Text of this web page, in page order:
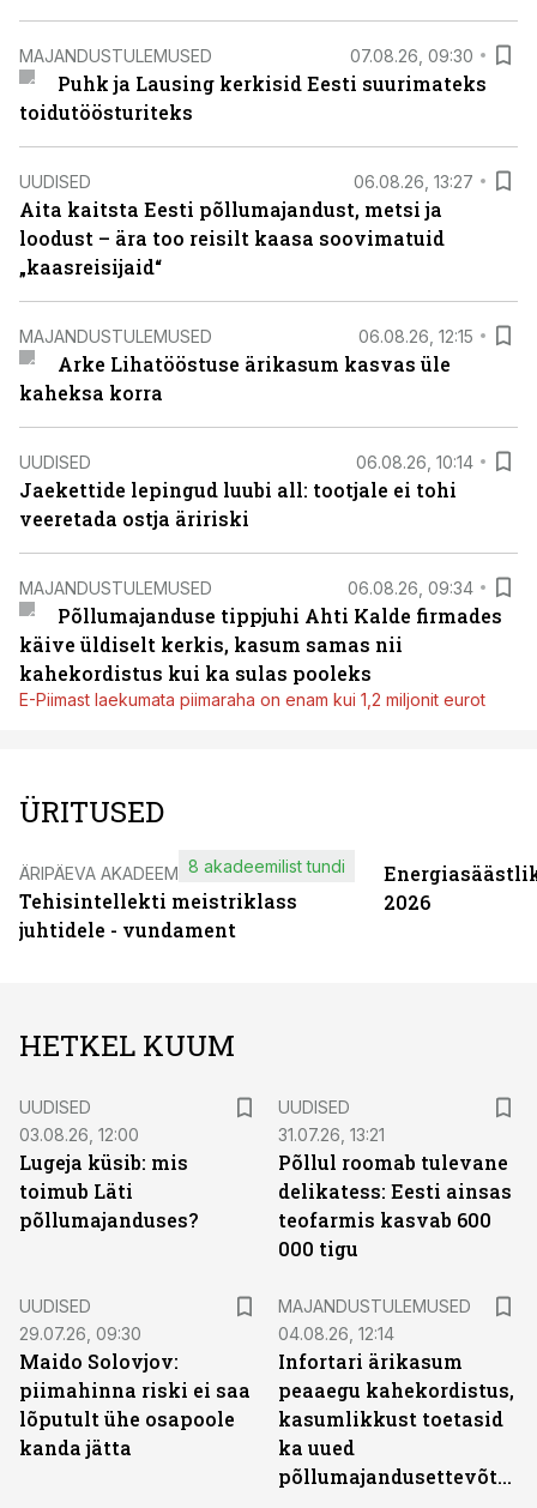
MAJANDUSTULEMUSED 07.08.26, 09:30
Puhk ja Lausing kerkisid Eesti suurimateks
toidutöösturiteks
UUDISED 06.08.26, 13:27
Aita kaitsta Eesti põllumajandust, metsi ja
loodust – ära too reisilt kaasa soovimatuid
„kaasreisijaid“
MAJANDUSTULEMUSED 06.08.26, 12:15
Arke Lihatööstuse ärikasum kasvas üle
kaheksa korra
UUDISED 06.08.26, 10:14
Jaekettide lepingud luubi all: tootjale ei tohi
veeretada ostja äririski
MAJANDUSTULEMUSED 06.08.26, 09:34
Põllumajanduse tippjuhi Ahti Kalde firmades
käive üldiselt kerkis, kasum samas nii
kahekordistus kui ka sulas pooleks
E-Piimast laekumata piimaraha on enam kui 1,2 miljonit eurot
ÜRITUSED
ÄRIPÄEVA AKADEEMIA
Tehisintellekti meistriklass
juhtidele - vundament
8 akadeemilist tundi
2026
HETKEL KUUM
UUDISED
03.08.26, 12:00
Lugeja küsib: mis
toimub Läti
põllumajanduses?
UUDISED
31.07.26, 13:21
Põllul roomab tulevane
delikatess: Eesti ainsas
teofarmis kasvab 600
000 tigu
UUDISED
29.07.26, 09:30
Maido Solovjov:
piimahinna riski ei saa
lõputult ühe osapoole
kanda jätta
MAJANDUSTULEMUSED
04.08.26, 12:14
Infortari ärikasum
peaaegu kahekordistus,
kasumlikkust toetasid
ka uued
põllumajandusettevõtted